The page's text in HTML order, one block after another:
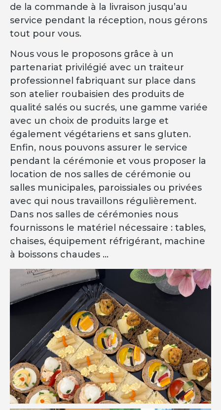
de la commande à la livraison jusqu’au
service pendant la réception, nous gérons
tout pour vous.
Nous vous le proposons grâce à un
partenariat privilégié avec un traiteur
professionnel fabriquant sur place dans
son atelier roubaisien des produits de
qualité salés ou sucrés, une gamme variée
avec un choix de produits large et
également végétariens et sans gluten.
Enfin, nous pouvons assurer le service
pendant la cérémonie et vous proposer la
location de nos salles de cérémonie ou
salles municipales, paroissiales ou privées
avec qui nous travaillons régulièrement.
Dans nos salles de cérémonies nous
fournissons le matériel nécessaire : tables,
chaises, équipement réfrigérant, machine
à boissons chaudes …